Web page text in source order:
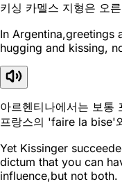
키싱 카멜스 지형은 오
In Argentina,greetings
hugging and kissing,
아르헨티나에서는 보통
프랑스의 'faire la bise'
Yet Kissinger
dictum that you can
influence,but not both.